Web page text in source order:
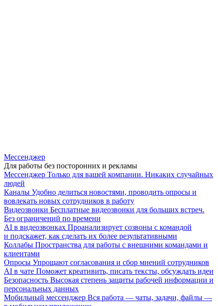
Мессенджер
Для работы без посторонних и рекламы
Мессенджер Только для вашей компании. Никаких случайных
людей
Каналы Удобно делиться новостями, проводить опросы и
вовлекать новых сотрудников в работу
Видеозвонки Бесплатные видеозвонки для больших встреч.
Без ограничений по времени
AI в видеозвонках Проанализирует созвоны с командой
и подскажет, как сделать их более результативными
Коллабы Пространства для работы с внешними командами и
клиентами
Опросы Упрощают согласования и сбор мнений сотрудников
AI в чате Поможет креативить, писать тексты, обсуждать идеи
Безопасность Высокая степень защиты рабочей информации и
персональных данных
Мобильный мессенджер Вся работа — чаты, задачи, файлы —